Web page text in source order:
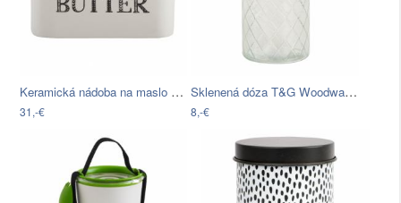
Keramická nádoba na maslo Creative Tops…
31,-€
Sklenená dóza T&G Woodware Lattice, 1,2…
8,-€